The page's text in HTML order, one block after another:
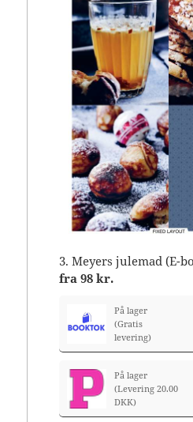
3. Meyers julemad (E-
fra98 kr.
På lager
(Gratis
levering)
På lager
(Levering 20.00
DKK)